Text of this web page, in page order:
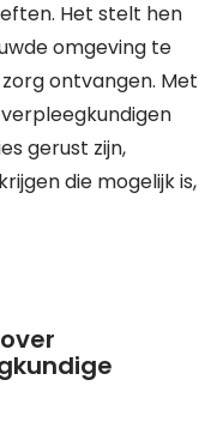
Het stelt hen
omgeving te
ontvangen. Met
gerust zijn,
die mogelijk is,